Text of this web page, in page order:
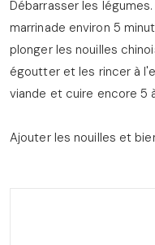
Débarrasser les
marrinade environ 5
plonger les nouilles
égoutter et les rincer à
viande et cuire encore 5
Ajouter les nouilles et